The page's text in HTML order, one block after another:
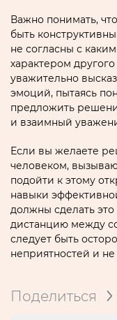
Важно понимать,
быть
не согласны с
характером
уважительно
эмоций, пытаясь
предложить
и взаимный
Если вы желаете
человеком,
подойти к этому
навыки
должны сделать
дистанцию между
следует быть
неприятностей и
Поделиться